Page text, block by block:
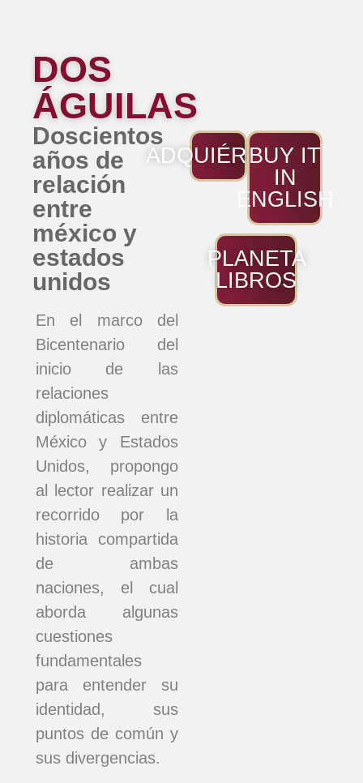
DOS
ÁGUILAS
Doscientos
años de
relación
entre
méxico y
estados
unidos
En el marco del
Bicentenario del
inicio de las
relaciones
diplomáticas entre
México y Estados
Unidos, propongo
al lector realizar un
recorrido por la
historia compartida
de ambas
naciones, el cual
aborda algunas
cuestiones
fundamentales
para entender su
identidad, sus
puntos de común y
sus divergencias.
ADQUIÉRELO
BUY IT
IN
ENGLISH
PLANETA
LIBROS